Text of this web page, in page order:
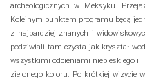
archeologicznych w Meksyku.
Kolejnym punktem programu będą
z najbardziej znanych i
podziwiali tam czysta jak kryształ
wszystkimi odcieniami niebieskiego i
zielonego koloru. Po krótkiej wizycie